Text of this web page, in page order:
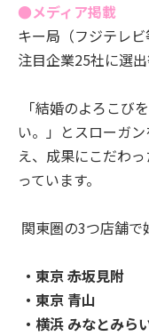
●メディア掲載
キー局 （フジテレ
注目企業25社に選
「結婚のよろこび
い。」とスローガ
え、成果にこだわ
っています。
関東圏の3つ店舗で
・東京 赤坂見附
・東京 青山
・横浜 みなとみら